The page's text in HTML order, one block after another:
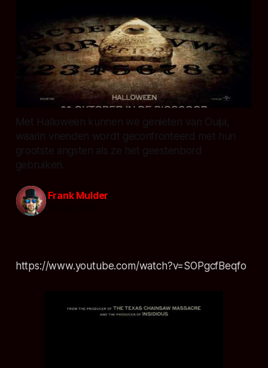
Met Halloween kunnen we genieten van Ouija,
waarin vrienden wordt geconfronteerd met hun
grootste angsten als ze het geestenbord
gebruiken.
Frank Mulder
https://www.youtube.com/watch?v=SOPgcfBeqfo